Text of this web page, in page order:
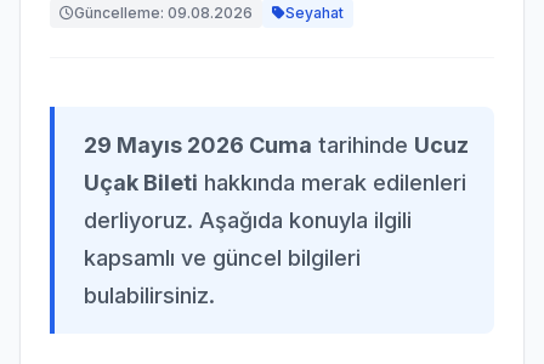
Güncelleme: 09.08.2026 Seyahat
29 Mayıs 2026 Cuma tarihinde Ucuz
Uçak Bileti hakkında merak edilenleri
derliyoruz. Aşağıda konuyla ilgili
kapsamlı ve güncel bilgileri
bulabilirsiniz.